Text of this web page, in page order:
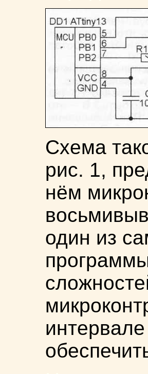
Схема
рис. 1,
нём
один из